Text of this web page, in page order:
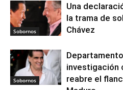
Sobornos
Una
la trama de
Chávez
Sobornos
investigación
reabre el